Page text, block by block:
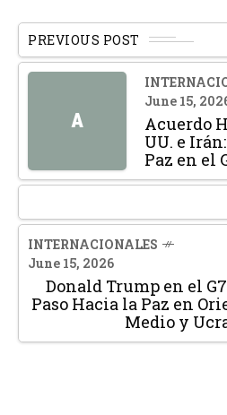
PREVIOUS POST
A
June 15,
Acuerdo
UU. e
Paz en el
INTERNACIONALES
June 15, 2026
Donald Trump en el
Paso Hacia la Paz en
Medio y